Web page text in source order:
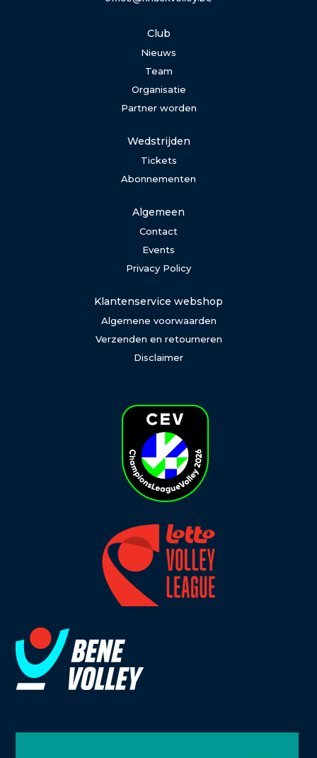
Club
Nieuws
Team
Organisatie
Partner worden
Wedstrijden
Tickets
Abonnementen
Algemeen
Contact
Events
Privacy Policy
Klantenservice webshop
Algemene voorwaarden
Verzenden en retourneren
Disclaimer